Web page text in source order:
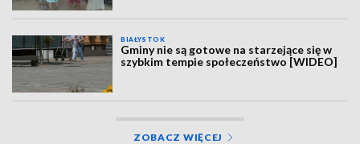
BIAŁYSTOK
Gminy nie są gotowe na starzejące się w
szybkim tempie społeczeństwo [WIDEO]
ZOBACZ WIĘCEJ